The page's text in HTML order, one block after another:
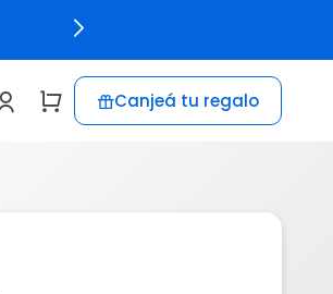
Canjeá tu regalo